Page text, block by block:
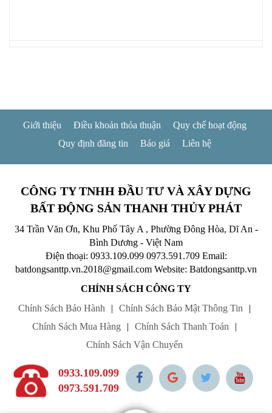
Giới thiệu Điều khoản thỏa thuận
Quy chế hoạt động
Quy định đăng tin
Báo giá Liên hệ
CÔNG TY TNHH ĐẦU TƯ VÀ XÂY DỰNG
BẤT ĐỘNG SẢN THANH THỦY PHÁT
34 Trần Văn Ơn, Khu Phố Tây A , Phường Đông Hòa, Dĩ An -
Bình Dương - Việt Nam
Điện thoại: 0933.109.099 0973.591.709 Email:
batdongsanttp.vn.2018@gmail.com Website: Batdongsanttp.vn
CHÍNH SÁCH CÔNG TY
Chính Sách Bảo Hành
| Chính Sách Bảo Mật Thông Tin
|
Chính Sách Mua Hàng
| Chính Sách Thanh Toán
|
Chính Sách Vận Chuyển
0933.109.099
0973.591.709